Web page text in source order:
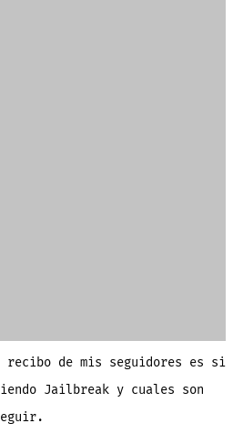
recibo de mis seguidores es si
Jailbreak y cuales son